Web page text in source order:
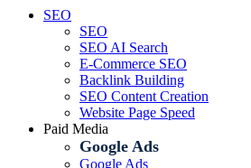
SEO
SEO
SEO AI Search
E-Commerce SEO
Backlink Building
SEO Content Creation
Website Page Speed
Paid Media
Google Ads
Google Ads